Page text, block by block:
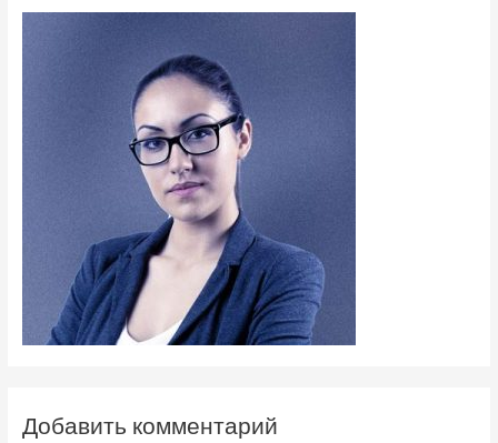
Добавить комментарий